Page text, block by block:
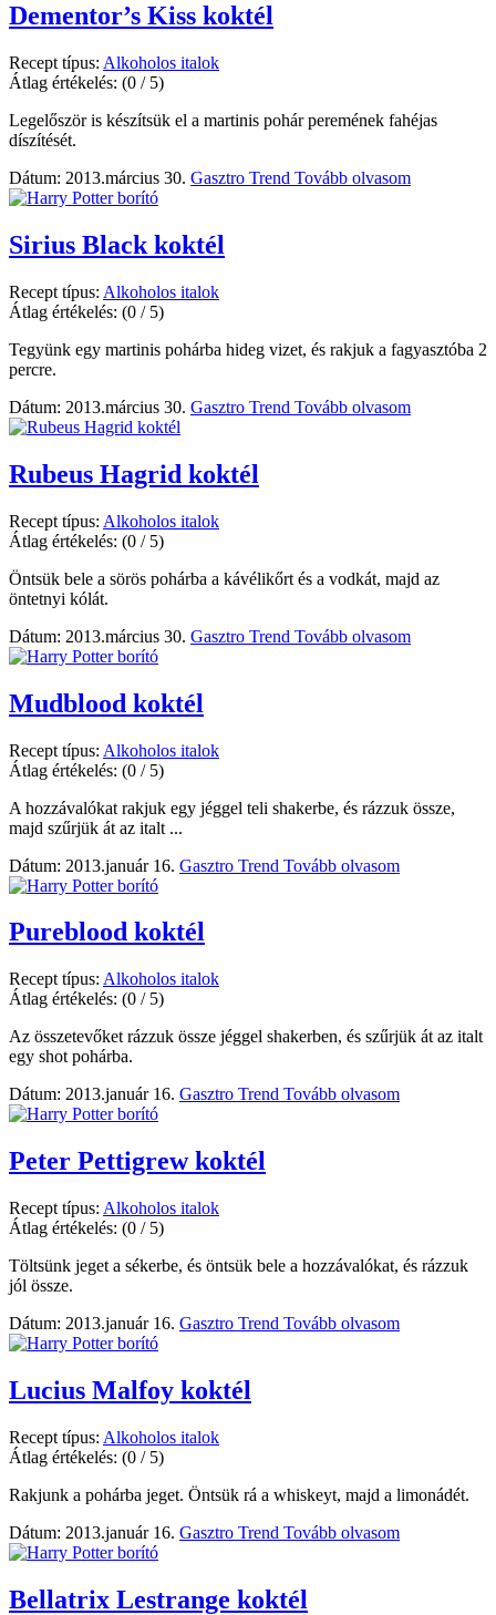
Dementor’s Kiss koktél
Recept típus: Alkoholos italok
Átlag értékelés: (0 / 5)
Legelőször is készítsük el a martinis pohár peremének fahéjas
díszítését.
Dátum: 2013.március 30. Gasztro Trend Tovább olvasom
Sirius Black koktél
Recept típus: Alkoholos italok
Átlag értékelés: (0 / 5)
Tegyünk egy martinis pohárba hideg vizet, és rakjuk a fagyasztóba 2
percre.
Dátum: 2013.március 30. Gasztro Trend Tovább olvasom
Rubeus Hagrid koktél
Recept típus: Alkoholos italok
Átlag értékelés: (0 / 5)
Öntsük bele a sörös pohárba a kávélikőrt és a vodkát, majd az
öntetnyi kólát.
Dátum: 2013.március 30. Gasztro Trend Tovább olvasom
Mudblood koktél
Recept típus: Alkoholos italok
Átlag értékelés: (0 / 5)
A hozzávalókat rakjuk egy jéggel teli shakerbe, és rázzuk össze,
majd szűrjük át az italt ...
Dátum: 2013.január 16. Gasztro Trend Tovább olvasom
Pureblood koktél
Recept típus: Alkoholos italok
Átlag értékelés: (0 / 5)
Az összetevőket rázzuk össze jéggel shakerben, és szűrjük át az italt
egy shot pohárba.
Dátum: 2013.január 16. Gasztro Trend Tovább olvasom
Peter Pettigrew koktél
Recept típus: Alkoholos italok
Átlag értékelés: (0 / 5)
Töltsünk jeget a sékerbe, és öntsük bele a hozzávalókat, és rázzuk
jól össze.
Dátum: 2013.január 16. Gasztro Trend Tovább olvasom
Lucius Malfoy koktél
Recept típus: Alkoholos italok
Átlag értékelés: (0 / 5)
Rakjunk a pohárba jeget. Öntsük rá a whiskeyt, majd a limonádét.
Dátum: 2013.január 16. Gasztro Trend Tovább olvasom
Bellatrix Lestrange koktél